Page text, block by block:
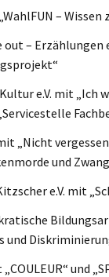
– Wissen
– Erzählungen
e.V. mit „Ich
„Nicht
und
e.V. mit
und
und